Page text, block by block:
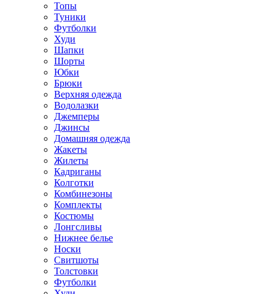
Топы
Туники
Футболки
Худи
Шапки
Шорты
Юбки
Брюки
Верхняя одежда
Водолазки
Джемперы
Джинсы
Домашняя одежда
Жакеты
Жилеты
Кадриганы
Колготки
Комбинезоны
Комплекты
Костюмы
Лонгсливы
Нижнее белье
Носки
Свитшоты
Толстовки
Футболки